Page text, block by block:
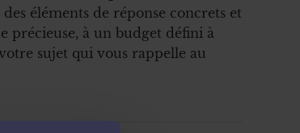
éléments de réponse concrets et
précieuse, à un budget défini à
sujet qui vous rappelle au